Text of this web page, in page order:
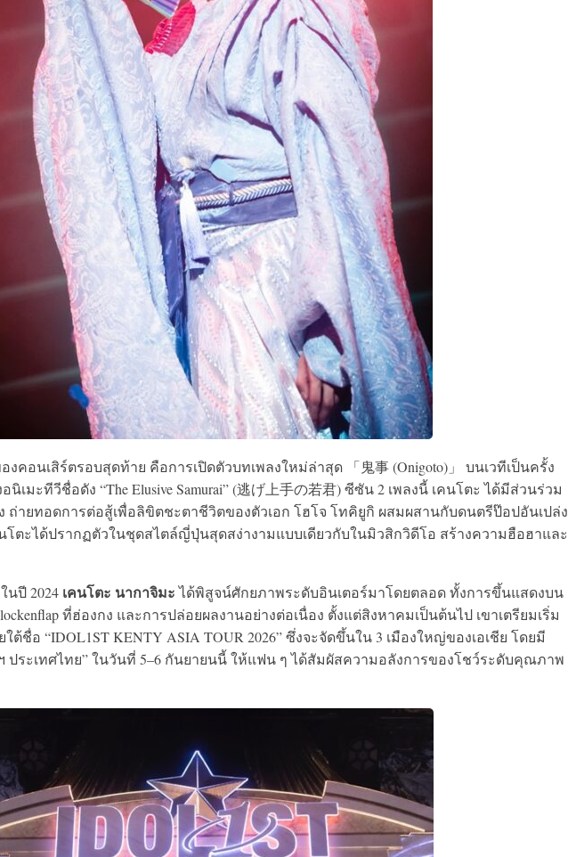
คอนเสิร์ตรอบสุดท้าย คือการเปิดตัวบทเพลงใหม่ล่าสุด 「鬼事 (Onigoto)」 บนเวทีเป็นครั้ง
นิเมะทีวีชื่อดัง “The Elusive Samurai” (逃げ上手の若君) ซีซัน 2 เพลงนี้ เคนโตะ ได้มีส่วนร่วม
ถ่ายทอดการต่อสู้เพื่อลิขิตชะตาชีวิตของตัวเอก โฮโจ โทคิยูกิ ผสมผสานกับดนตรีป๊อปอันเปล่ง
โตะได้ปรากฏตัวในชุดสไตล์ญี่ปุ่นสุดสง่างามแบบเดียวกับในมิวสิกวิดีโอ สร้างความฮือฮาและ
นปี 2024 เคนโตะ นากาจิมะได้พิสูจน์ศักยภาพระดับอินเตอร์มาโดยตลอด ทั้งการขึ้นแสดงบน
ที่ฮ่องกง และการปล่อยผลงานอย่างต่อเนื่อง ตั้งแต่สิงหาคมเป็นต้นไป เขาเตรียมเริ่ม
ต้ชื่อ “IDOL1ST KENTY ASIA TOUR 2026” ซึ่งจะจัดขึ้นใน 3 เมืองใหญ่ของเอเชีย โดยมี
ประเทศไทย” ในวันที่ 5–6 กันยายนนี้ ให้แฟน ๆ ได้สัมผัสความอลังการของโชว์ระดับคุณภาพ